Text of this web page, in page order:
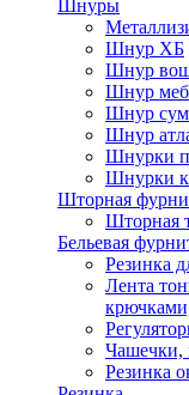
Шнуры
Шнур ХБ
Шнур
Шнур
Шнур
Шнур
Шнурки
Шнурки
Шторная
Шторная
Бельевая
Резинка
Лента
Чашечки,
Резинка